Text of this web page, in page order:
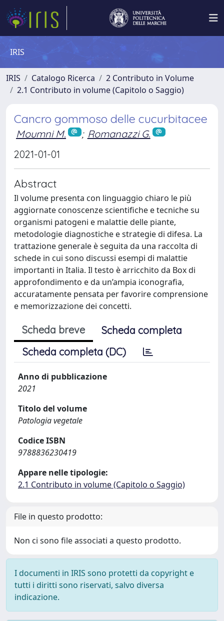
IRIS
IRIS Catalogo Ricerca
2 Contributo in Volume
2.1 Contributo in volume (Capitolo o Saggio)
Cancro gommoso delle cucurbitacee
Moumni M. ; Romanazzi G.
2021-01-01
Abstract
Il volume presenta con linguaggio chiaro le più
aggiornate conoscenze scientifiche e tecniche su
organismi patogeni e malattie delle piante,
metodologie diagnostiche e strategie di difesa. La
trattazione generale è seguita da una raccolta di
schede in cui sono discussi esempi di malattie
importanti in Italia. Il testo è arricchito da Box di
approfondimento e da un’ampia iconografia,
accuratamente pensata per favorire comprensione
e memorizzazione dei concetti.
Scheda breve
Scheda completa
Scheda completa (DC)
Anno di pubblicazione
2021
Titolo del volume
Patologia vegetale
Codice ISBN
9788836230419
Appare nelle tipologie:
2.1 Contributo in volume (Capitolo o Saggio)
File in questo prodotto:
Non ci sono file associati a questo prodotto.
I documenti in IRIS sono protetti da copyright e
tutti i diritti sono riservati, salvo diversa
indicazione.